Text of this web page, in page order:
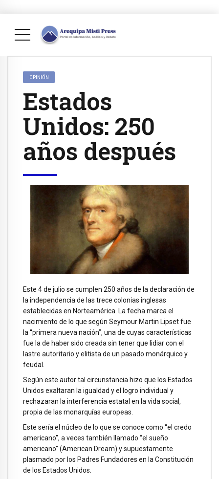
OPINIÓN
Estados
Unidos: 250
años después
Este 4 de julio se cumplen 250 años de la declaración de
la independencia de las trece colonias inglesas
establecidas en Norteamérica. La fecha marca el
nacimiento de lo que según Seymour Martin Lipset fue
la “primera nueva nación”, una de cuyas características
fue la de haber sido creada sin tener que lidiar con el
lastre autoritario y elitista de un pasado monárquico y
feudal.
Según este autor tal circunstancia hizo que los Estados
Unidos exaltaran la igualdad y el logro individual y
rechazaran la interferencia estatal en la vida social,
propia de las monarquías europeas.
Este sería el núcleo de lo que se conoce como “el credo
americano”, a veces también llamado “el sueño
americano” (American Dream) y supuestamente
plasmado por los Padres Fundadores en la Constitución
de los Estados Unidos.